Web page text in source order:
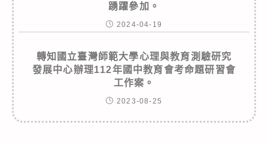
踴躍參加。
2024-04-19
轉知國立臺灣師範大學心理與教育測驗研究
發展中心辦理112年國中教育會考命題研習會
工作案。
2023-08-25